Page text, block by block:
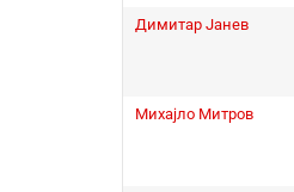
Димитар Јанев
Михајло Митров